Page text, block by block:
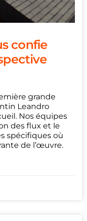
confie
grande
Leandro
Nos équipes
des flux et le
spécifiques où
de l’œuvre.